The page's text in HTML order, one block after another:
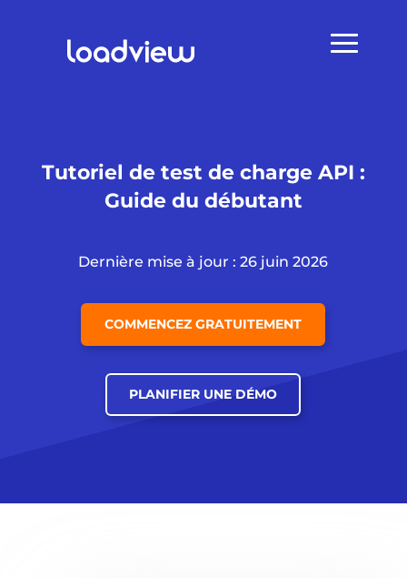
Tutoriel de test de charge API :
Guide du débutant
Dernière mise à jour : 26 juin 2026
COMMENCEZ GRATUITEMENT
PLANIFIER UNE DÉMO